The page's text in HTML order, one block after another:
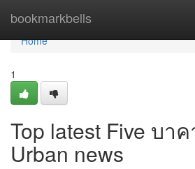
bookmarkbells
Home
Home
1
Top latest Five บา
Urban news